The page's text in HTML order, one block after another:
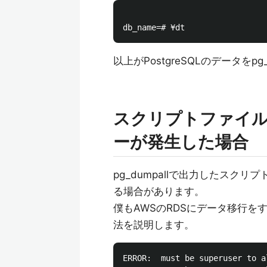
以上がPostgreSQLのデータを
スクリプトファイ
ーが発生した場合
pg_dumpallで出力したスクリプ
る場合があります。
僕もAWSのRDSにデータ移行を
法を説明します。
ERROR:  must be superuser to